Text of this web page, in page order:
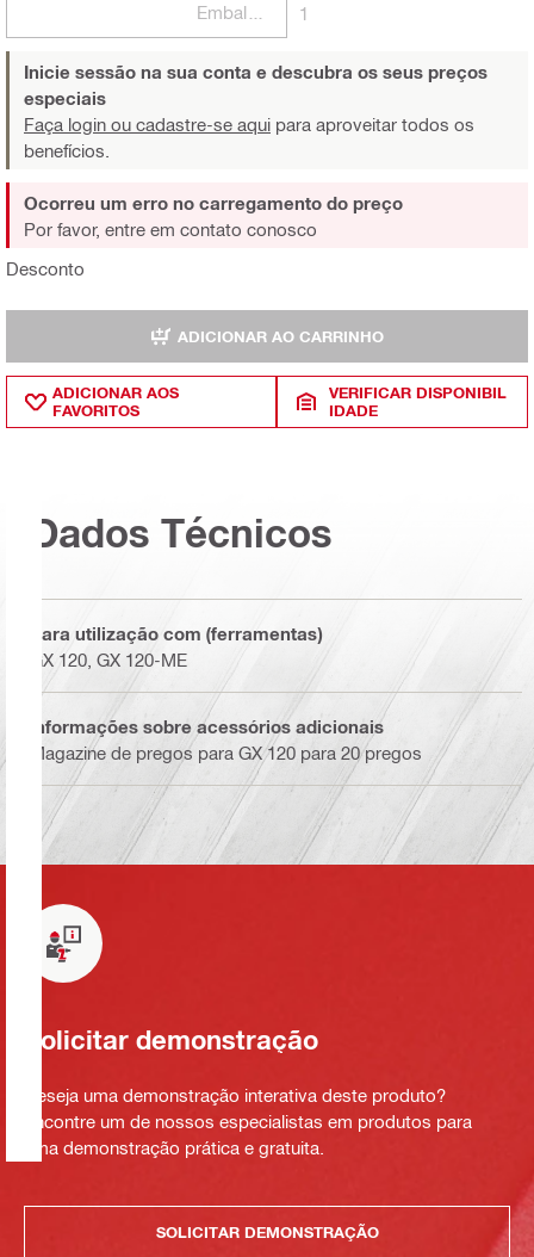
1
Inicie sessão na sua conta e descubra os seus preços
especiais
Faça login ou cadastre-se aqui para aproveitar todos os
benefícios.
Desconto
Ocorreu um erro no carregamento do preço
Por favor, entre em contato conosco
ADICIONAR AO CARRINHO
ADICIONAR AOS
FAVORITOS
VERIFICAR DISPONIBIL
IDADE
Dados Técnicos
Para utilização com (ferramentas)
GX 120, GX 120-ME
Informações sobre acessórios adicionais
Magazine de pregos para GX 120 para 20 pregos
Solicitar demonstração
Deseja uma demonstração interativa deste produto?
Encontre um de nossos especialistas em produtos para
uma demonstração prática e gratuita.
SOLICITAR DEMONSTRAÇÃO